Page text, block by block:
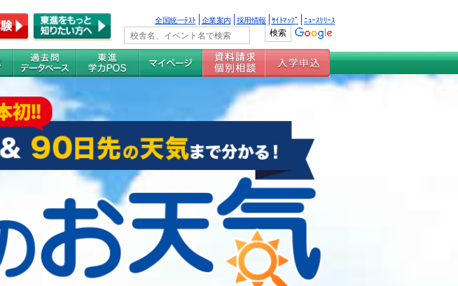
全国統一ﾃｽﾄ 企業案内 採用情報 ｻｲﾄﾏｯﾌﾟ ﾆｭｰｽﾘﾘｰｽ